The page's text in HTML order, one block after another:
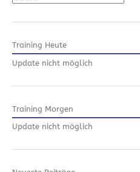
Training Heute
Update nicht möglich
Training Morgen
Update nicht möglich